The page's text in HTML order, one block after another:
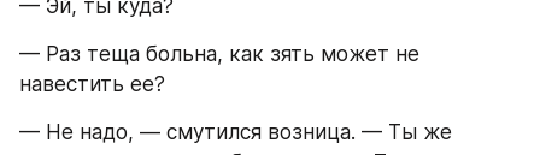
— Эй, ты куда?
— Раз теща больна, как зять может не
навестить ее?
— Не надо, — смутился возница. — Ты же